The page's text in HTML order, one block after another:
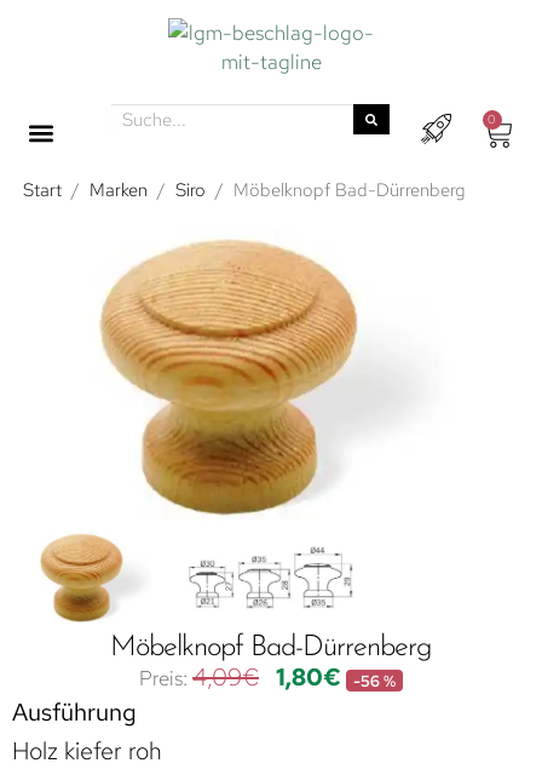
0
Start / Marken / Siro / Möbelknopf Bad-Dürrenberg
Möbelknopf Bad-Dürrenberg
4,09€ 1,80€ -56 %
Ausführung
Holz kiefer roh